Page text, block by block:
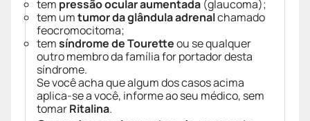
tem pressão ocular aumentada (glaucoma);
tem umtumor da glândula adrenalchamado
feocromocitoma;
temsíndrome de Touretteou se qualquer
outro membro da família for portador desta
síndrome.
Se você acha que algum dos casos acima
aplica-se a você, informe ao seu médico, sem
tomarRitalina.